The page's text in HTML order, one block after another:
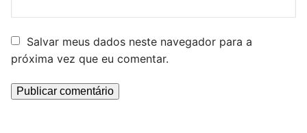
Salvar meus dados neste navegador para a
próxima vez que eu comentar.